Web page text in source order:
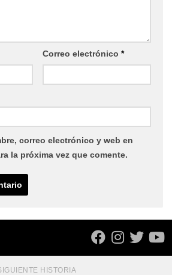
Correo electrónico *
correo electrónico y web en
la próxima vez que comente.
HISTORIA